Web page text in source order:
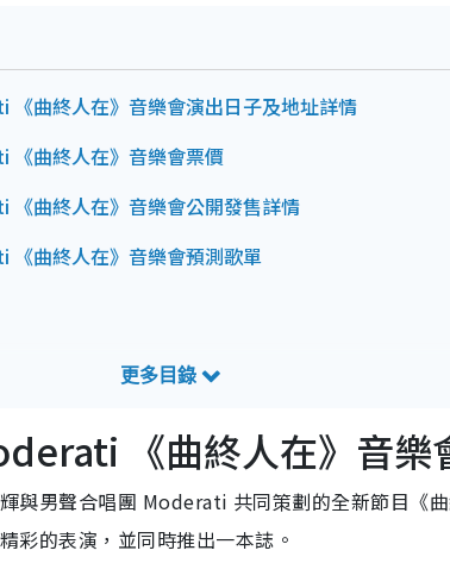
《曲終人在》音樂會演出日子及地址詳情
《曲終人在》音樂會票價
《曲終人在》音樂會公開發售詳情
《曲終人在》音樂會預測歌單
《曲終人在》音樂
與男聲合唱團 Moderati 共同策劃的全新節目《
彩的表演，並同時推出一本誌。